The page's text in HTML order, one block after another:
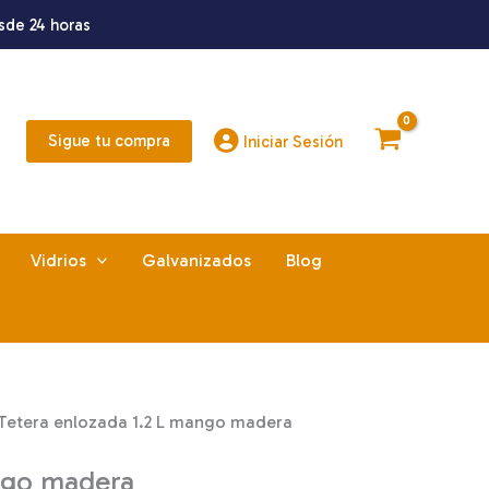
24 horas
Sigue tu compra Iniciar Sesión
Vidrios Galvanizados Blog
enlozada 1.2 L mango madera
madera